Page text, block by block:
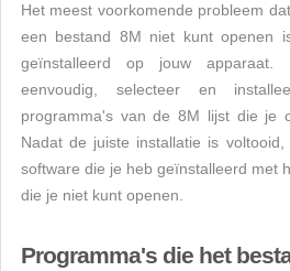
Het meest voorkomende probleem
een bestand 8M niet kunt openen
geïnstalleerd op jouw
eenvoudig, selecteer en
programma's van de 8M lijst die je
Nadat de juiste installatie is
software die je heb geïnstalleerd met
die je niet kunt openen.
Programma's die het